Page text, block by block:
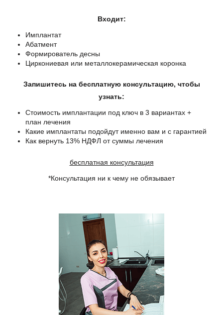
Входит:
Имплантат
Абатмент
Формирователь десны
Циркониевая или металлокерамическая коронка
Запишитесь на бесплатную консультацию, чтобы
узнать:
Стоимость имплантации под ключ в 3 вариантах +
план лечения
Какие имплантаты подойдут именно вам и с гарантией
Как вернуть 13% НДФЛ от суммы лечения
бесплатная консультация
*Консультация ни к чему не обязывает